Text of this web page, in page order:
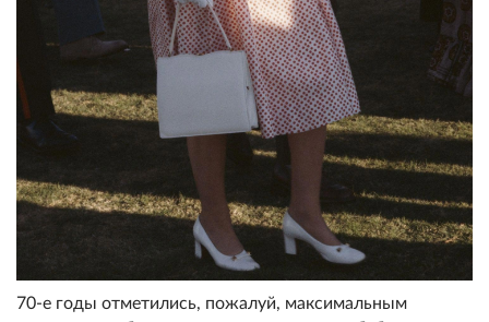
70-е годы отметились, пожалуй, максимальным